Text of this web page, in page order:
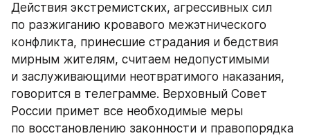
Действия экстремистских, агрессивных сил
по разжиганию кровавого межэтнического
конфликта, принесшие страдания и бедствия
мирным жителям, считаем недопустимыми
и заслуживающими неотвратимого наказания,
говорится в телеграмме. Верховный Совет
России примет все необходимые меры
по восстановлению законности и правопорядка